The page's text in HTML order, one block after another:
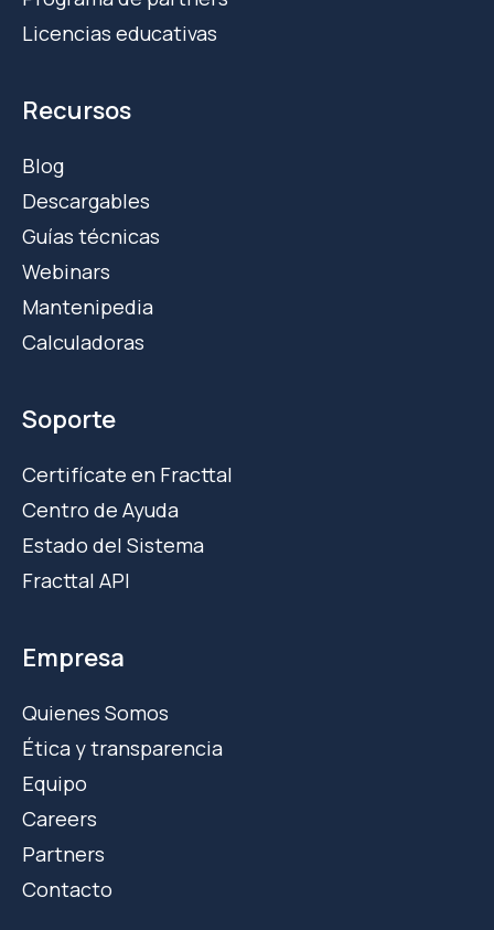
Licencias educativas
Recursos
Blog
Descargables
Guías técnicas
Webinars
Mantenipedia
Calculadoras
Soporte
Certifícate en Fracttal
Centro de Ayuda
Estado del Sistema
Fracttal API
Empresa
Quienes Somos
Ética y transparencia
Equipo
Careers
Partners
Contacto